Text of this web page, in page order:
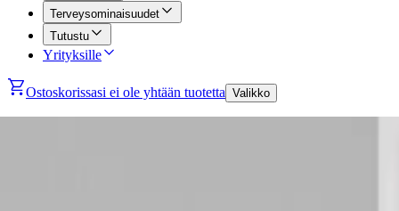
Terveysominaisuudet
Tutustu
Yrityksille
Ostoskorissasi ei ole yhtään tuotetta Valikko